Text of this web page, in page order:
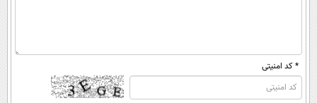
* کد امنیتی